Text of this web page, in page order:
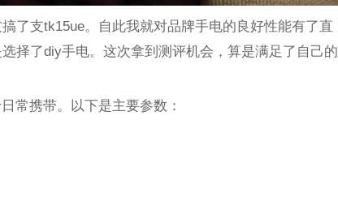
了支tk15ue。自此我就对品牌手电的良好性能有了直
择了diy手电。这次拿到测评机会，算是满足了自己的
常携带。以下是主要参数：